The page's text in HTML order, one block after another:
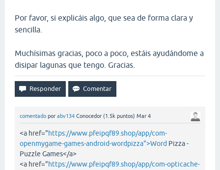
Por favor, si explicáis algo, que sea de forma clara y
sencilla.
Muchísimas gracias, poco a poco, estáis ayudándome a
disipar lagunas que tengo. Gracias.
comentado por abv134 Conocedor (1.5k puntos) Mar 4
<a href="https://www.pfeipqf89.shop/app/com-
openmygame-games-android-wordpizza">Word Pizza -
Puzzle Games</a>
<a href="https://www.pfeipqf89.shop/app/com-opticache-